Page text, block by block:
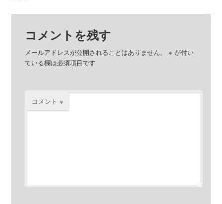
コメントを残す
メールアドレスが公開されることはありません。 ※ が付い
ている欄は必須項目です
コメント ※